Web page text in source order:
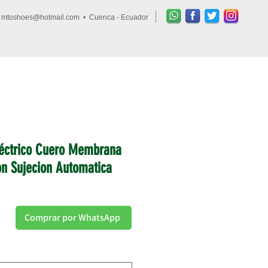
mtoshoes@hotmail.com • Cuenca - Ecuador
Cuero Membrana
Sujecion Automatica
Comprar por WhatsApp